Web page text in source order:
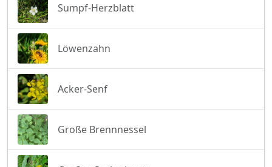
Sumpf-Herzblatt
Löwenzahn
Acker-Senf
Große Brennnessel